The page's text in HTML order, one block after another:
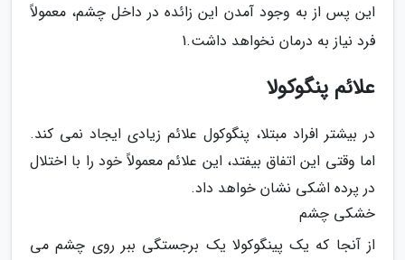
این پس از به وجود آمدن این زائده در داخل چشم، معمولاً
فرد نیاز به درمان نخواهد داشت.1
علائم پنگوکولا
در بیشتر افراد مبتلا، پنگوکول علائم زیادی ایجاد نمی کند.
اما وقتی این اتفاق بیفتد، این علائم معمولاً خود را با اختلال
در پرده اشکی نشان خواهد داد.
خشکی چشم
از آنجا که یک پینگوکولا یک برجستگی ببر روی چشم می